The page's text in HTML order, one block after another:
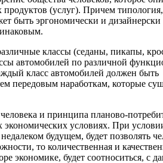
(услуг). Причем типология,
быть эргономически и
классы (седаны, пикапы,
автомобилей по различной
класс автомобилей должен быть
передовым наработкам, которые
и принципа планово-
условиях. При
будущем, будет позволять
то количественная и
экономике, будет соотноситься, с